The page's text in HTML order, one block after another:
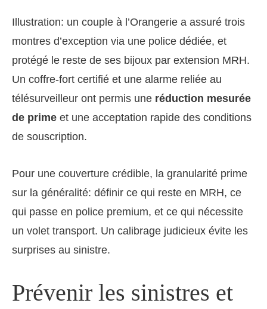
Illustration: un couple à l’Orangerie a assuré trois
montres d’exception via une police dédiée, et
protégé le reste de ses bijoux par extension MRH.
Un coffre-fort certifié et une alarme reliée au
télésurveilleur ont permis une réduction mesurée
de prime et une acceptation rapide des conditions
de souscription.
Pour une couverture crédible, la granularité prime
sur la généralité: définir ce qui reste en MRH, ce
qui passe en police premium, et ce qui nécessite
un volet transport. Un calibrage judicieux évite les
surprises au sinistre.
Prévenir les sinistres et